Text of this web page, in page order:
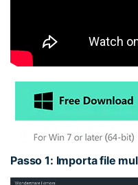
Passo 1: Importa file